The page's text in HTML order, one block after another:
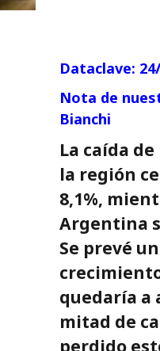
Dataclave:
Nota de
Bianchi
La caída
la región
8,1%,
Argentina
Se prevé
quedaría a
mitad de
perdido